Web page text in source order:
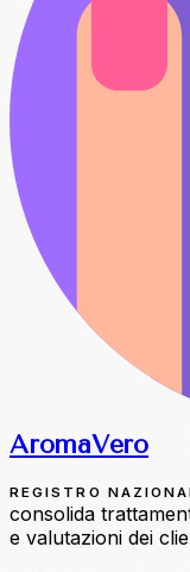
AromaVero
REGISTRO
consolida
e valutazioni dei